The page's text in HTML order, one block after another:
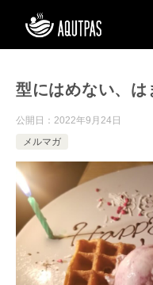
型にはめない、は
公開日： 2022年9月24日
メルマガ